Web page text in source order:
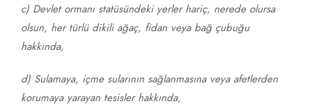
c) Devlet ormanı statüsündeki yerler hariç, nerede olursa
olsun, her türlü dikili ağaç, fidan veya bağ çubuğu
hakkında,
d) Sulamaya, içme sularının sağlanmasına veya afetlerden
korumaya yarayan tesisler hakkında,